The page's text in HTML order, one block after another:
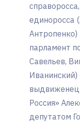
единоросса
Антропенко)
парламент
Савельев,
выдвиженец
Россия»
депутатом